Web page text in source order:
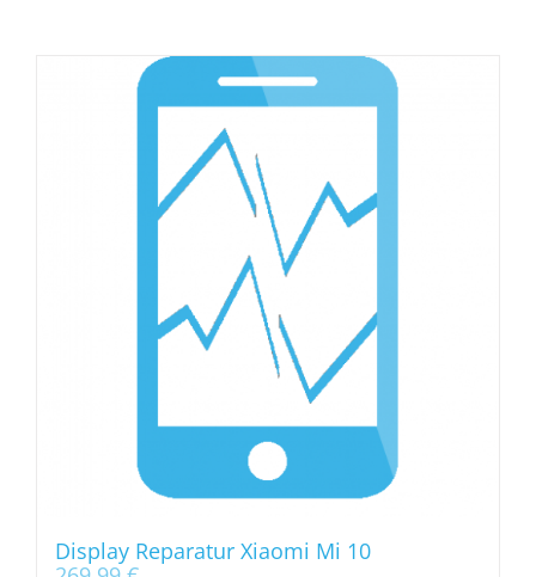
Display Reparatur Xiaomi Mi 10